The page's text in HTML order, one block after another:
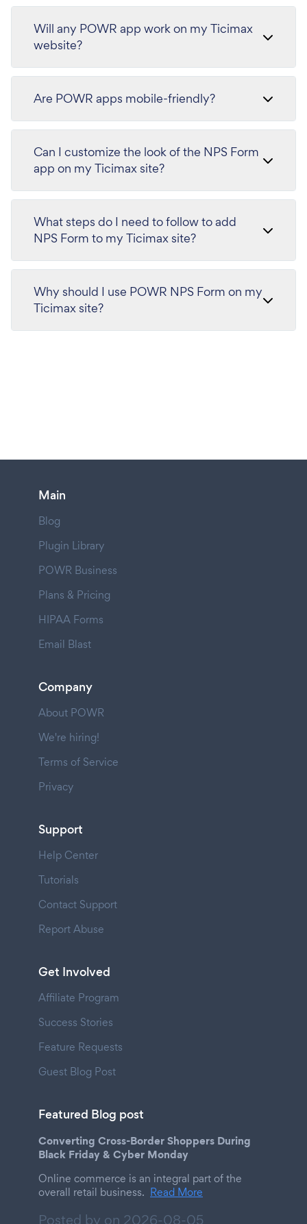
Will any POWR app work on my Ticimax
website?
Are POWR apps mobile-friendly?
Can I customize the look of the NPS Form
app on my Ticimax site?
What steps do I need to follow to add
NPS Form to my Ticimax site?
Why should I use POWR NPS Form on my
Ticimax site?
Main
Blog
Plugin Library
POWR Business
Plans & Pricing
HIPAA Forms
Email Blast
Company
About POWR
We're hiring!
Terms of Service
Privacy
Support
Help Center
Tutorials
Contact Support
Report Abuse
Get Involved
Affiliate Program
Success Stories
Feature Requests
Guest Blog Post
Featured Blog post
Converting Cross-Border Shoppers During
Black Friday & Cyber Monday
Online commerce is an integral part of the
overall retail business. Read More
Posted by on 2026-08-05